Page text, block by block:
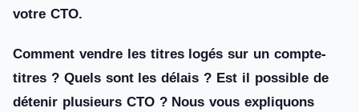
votre CTO.
Comment vendre les titres logés sur un compte-
titres ? Quels sont les délais ? Est il possible de
détenir plusieurs CTO ? Nous vous expliquons